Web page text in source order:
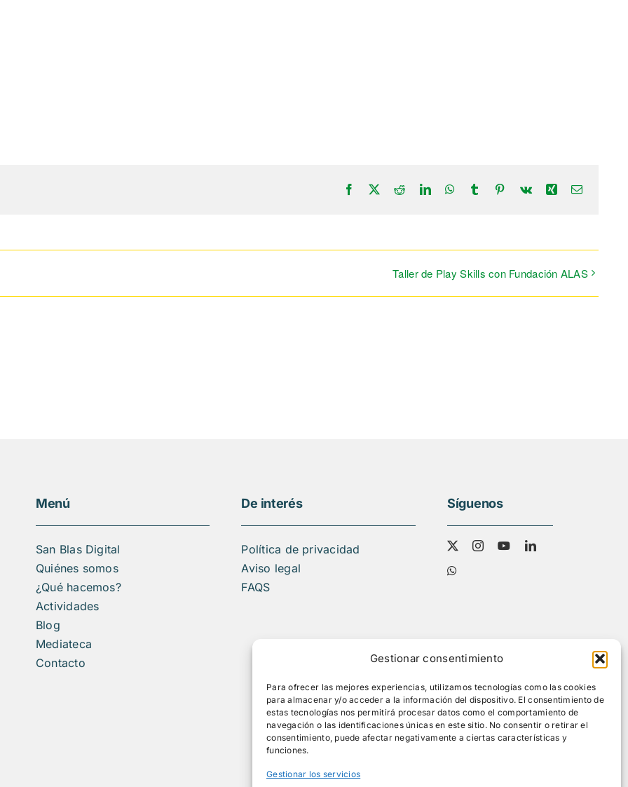
Gestionar consentimiento
Para ofrecer las mejores experiencias, utilizamos tecnologías como las cookies
para almacenar y/o acceder a la información del dispositivo. El consentimiento de
estas tecnologías nos permitirá procesar datos como el comportamiento de
navegación o las identificaciones únicas en este sitio. No consentir o retirar el
consentimiento, puede afectar negativamente a ciertas características y
funciones.
Gestionar los servicios
Facebook RedditLinkedInWhatsApp
Tumblr Pinterest
Vk XingCorreo
Taller de Play Skills con Fundación ALAS
Menú
San Blas Digital
Quiénes somos
¿Qué hacemos?
Actividades
Blog
Mediateca
Contacto
De interés
Política de privacidad
Aviso legal
FAQS
Síguenos